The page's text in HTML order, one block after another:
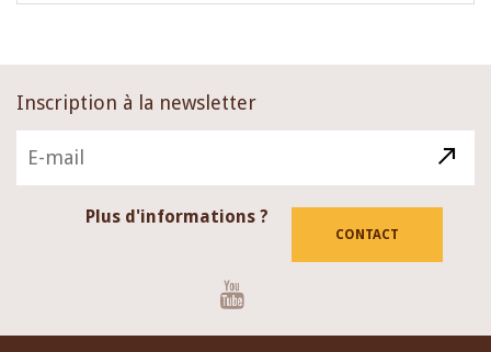
Inscription à la newsletter
Plus d'informations ?
CONTACT